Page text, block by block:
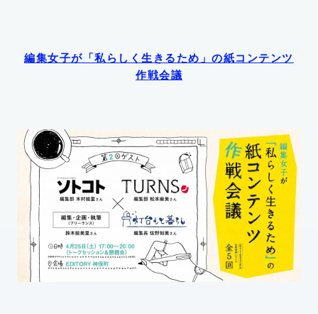
編集女子が「私らしく生きるため」の紙コンテンツ
作戦会議